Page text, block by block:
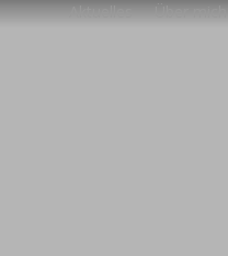
Aktuelles Über mich